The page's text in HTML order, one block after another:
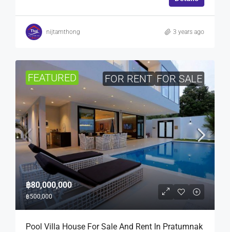
nijtamthong 3 years ago
FEATURED FOR RENT FOR SALE
฿80,000,000
฿500,000
Pool Villa House For Sale And Rent In Pratumnak